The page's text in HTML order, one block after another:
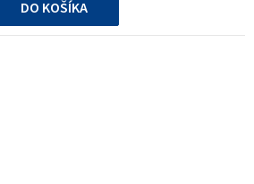
DO KOŠÍKA